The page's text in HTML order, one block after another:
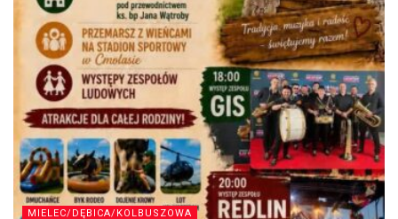
MIELEC/DĘBICA/KOLBUSZOWA